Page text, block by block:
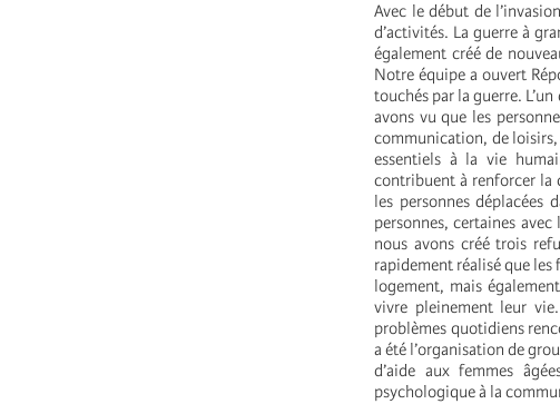
Avec le début de
d’activités. La guerre à
également créé de
Notre équipe a ouvert
touchés par la guerre.
avons vu que les
communication, de
essentiels à la vie
contribuent à renforcer la
les personnes
personnes, certaines
nous avons créé trois
rapidement réalisé que les
logement, mais
vivre pleinement leur
problèmes quotidiens
a été l’organisation de
d’aide aux femmes
psychologique à la